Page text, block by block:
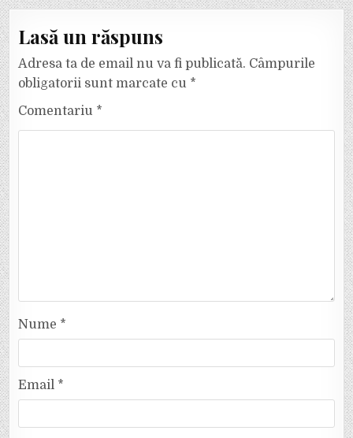
Lasă un răspuns
Adresa ta de email nu va fi publicată. Câmpurile
obligatorii sunt marcate cu *
Comentariu *
Nume *
Email *